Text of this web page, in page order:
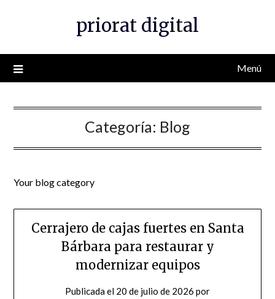
priorat digital
Menú
Categoría: Blog
Your blog category
Cerrajero de cajas fuertes en Santa
Bárbara para restaurar y
modernizar equipos
Publicada el 20 de julio de 2026 por